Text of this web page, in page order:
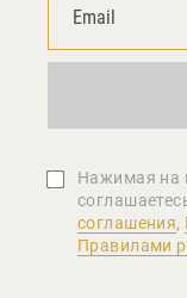
Нажимая на
соглашения,
Правилами